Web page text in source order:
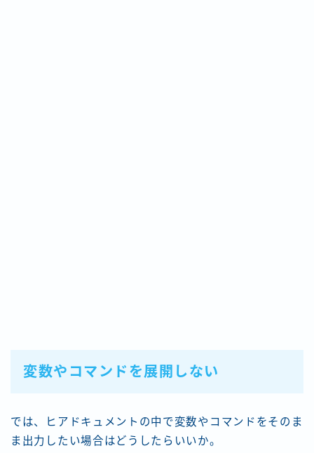
変数やコマンドを展開しない
では、ヒアドキュメントの中で変数やコマンドをそのま
ま出力したい場合はどうしたらいいか。